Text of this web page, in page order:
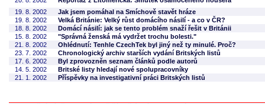
19. 8. 2002
Jak jsem pomáhal na Smíchově stavět hráze
19. 8. 2002
Velká Británie: Velký růst domácího násilí - a co v ČR?
18. 8. 2002
Domácí násilí: jak se tento problém snaží řešit v Británii
15. 8. 2002
"Správná ženská má vydržet trochu bolesti."
21. 8. 2002
Ohlédnutí: Tenhle CzechTek byl jiný než ty minulé. Proč?
23. 7. 2002
Chronologický archiv starších vydání Britských listů
17. 6. 2002
Byl zprovozněn seznam článků podle autorů
14. 5. 2002
Britské listy hledají nové spolupracovníky
21. 1. 2002
Příspěvky na investigativní práci Britských listů